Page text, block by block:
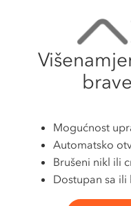
Mogućnost
Automatsko
Brušeni nikl ili
Dostupan sa